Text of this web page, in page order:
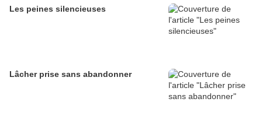
Les peines silencieuses
Lâcher prise sans abandonner